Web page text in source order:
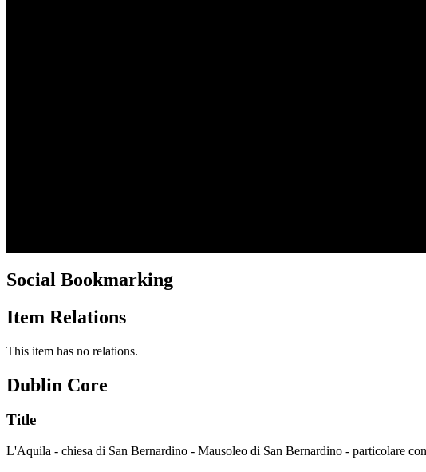
Social Bookmarking
Item Relations
This item has no relations.
Dublin Core
Title
L'Aquila - chiesa di San Bernardino - Mausoleo di San Bernardino - particolare